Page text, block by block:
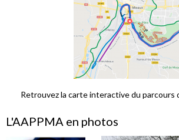
Retrouvez la carte interactive du parcours
L'AAPPMA en photos